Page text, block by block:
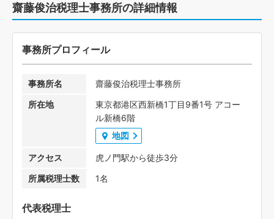
齋藤俊治税理士事務所の詳細情報
事務所プロフィール
事務所名
齋藤俊治税理士事務所
所在地
東京都港区西新橋1丁目9番1号 アコー
ル新橋6階
地図
アクセス
虎ノ門駅から徒歩3分
所属税理士数
1名
代表税理士